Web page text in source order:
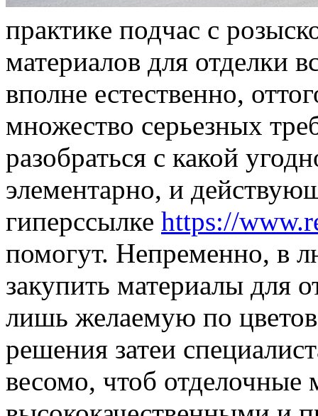
прaктикe подчас с
материалов для отделки
вполне естественно,
множество серьезных
разобраться с какой
элементарно, и
гиперссылке https://
помогут. Непременно, в
закупить материалы для
лишь желаемую по
решения затеи
весомо, чтоб отделочные